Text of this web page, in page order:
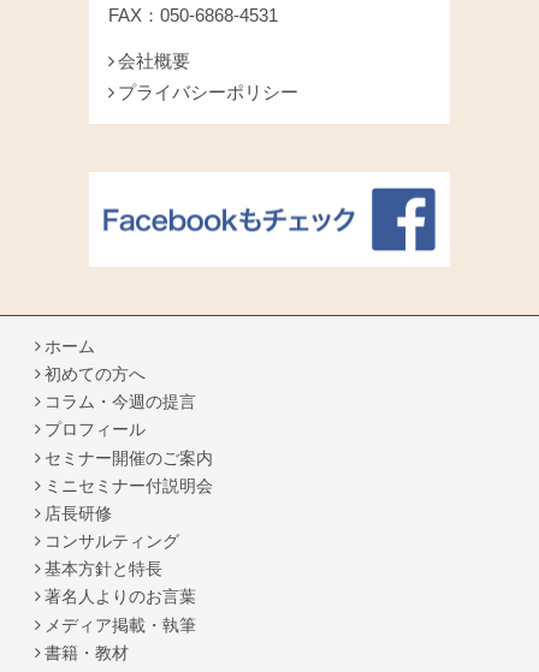
FAX：050-6868-4531
会社概要
プライバシーポリシー
ホーム
初めての方へ
コラム・今週の提言
プロフィール
セミナー開催のご案内
ミニセミナー付説明会
店長研修
コンサルティング
基本方針と特長
著名人よりのお言葉
メディア掲載・執筆
書籍・教材